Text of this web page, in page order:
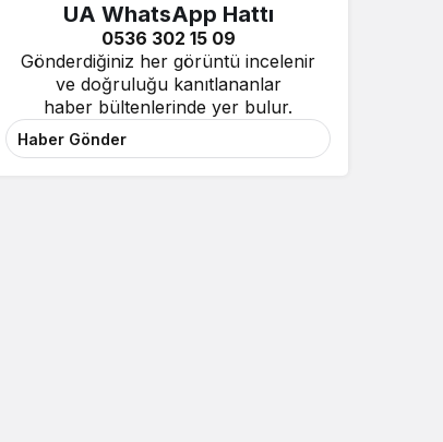
UA WhatsApp Hattı
0536 302 15 09
Gönderdiğiniz her görüntü incelenir
ve doğruluğu kanıtlananlar
haber bültenlerinde yer bulur.
Haber Gönder